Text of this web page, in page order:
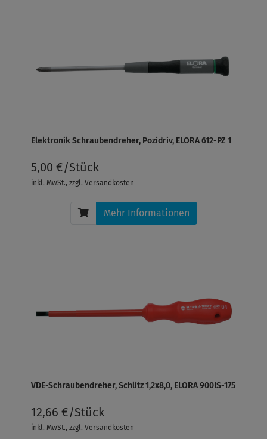
Elektronik Schraubendreher, Pozidriv, ELORA 612-PZ 1
5,00 €/Stück
inkl. MwSt., zzgl.Versandkosten
Mehr Informationen
VDE-Schraubendreher, Schlitz 1,2x8,0, ELORA 900IS-175
12,66 €/Stück
inkl. MwSt., zzgl.Versandkosten